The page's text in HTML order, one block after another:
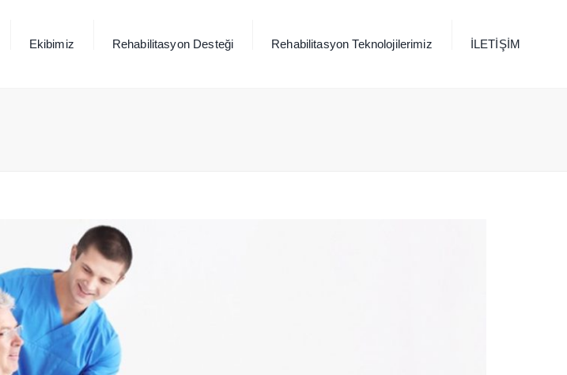
Ekibimiz Rehabilitasyon Desteği Rehabilitasyon Teknolojilerimiz İLETİŞİM